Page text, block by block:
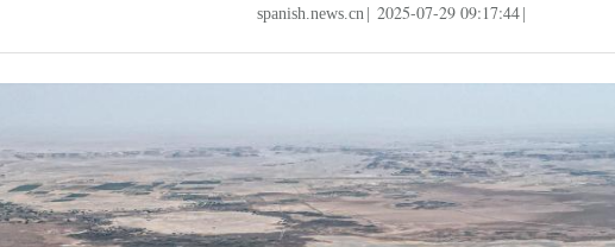
spanish.news.cn 2025-07-29 09:17:44